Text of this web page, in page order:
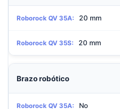
Roborock QV 35A: 20 mm
Roborock QV 35S: 20 mm
Brazo robótico
Roborock QV 35A: No